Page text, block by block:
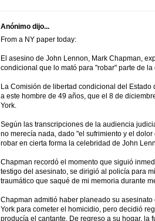
Anónimo dijo...
From a NY paper today:
El asesino de John Lennon, Mark Chapman,
condicional que lo mató para "robar" parte de
La Comisión de libertad condicional del
a este hombre de 49 años, que el 8 de
York.
Según las transcripciones de la audiencia
no merecía nada, dado "el sufrimiento y el
robar en cierta forma la celebridad de John
Chapman recordó el momento que siguió
testigo del asesinato, se dirigió al policía para
traumático que saqué de mi memoria durante
Chapman admitió haber planeado su
York para cometer el homicidio, pero decidió
producía el cantante. De regreso a su hogar, la